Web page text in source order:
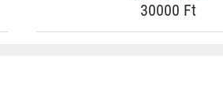
30000 Ft